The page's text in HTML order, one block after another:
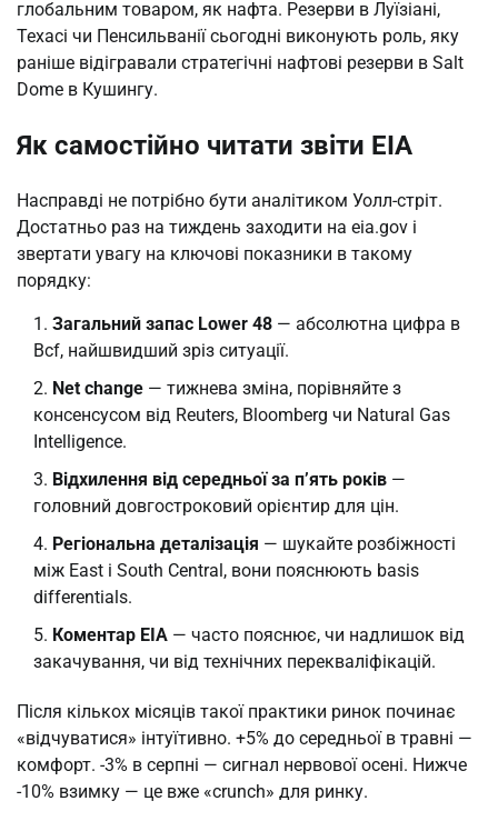
глобальним товаром, як нафта. Резерви в Луїзіані,
Техасі чи Пенсильванії сьогодні виконують роль, яку
раніше відігравали стратегічні нафтові резерви в Salt
Dome в Кушингу.
Як самостійно читати звіти EIA
Насправді не потрібно бути аналітиком Уолл-стріт.
Достатньо раз на тиждень заходити на eia.gov і
звертати увагу на ключові показники в такому
порядку:
Загальний запас Lower 48 — абсолютна цифра в
Bcf, найшвидший зріз ситуації.
Net change — тижнева зміна, порівняйте з
консенсусом від Reuters, Bloomberg чи Natural Gas
Intelligence.
Відхилення від середньої за п’ять років —
головний довгостроковий орієнтир для цін.
Регіональна деталізація — шукайте розбіжності
між East і South Central, вони пояснюють basis
differentials.
Коментар EIA — часто пояснює, чи надлишок від
закачування, чи від технічних перекваліфікацій.
Після кількох місяців такої практики ринок починає
«відчуватися» інтуїтивно. +5% до середньої в травні —
комфорт. -3% в серпні — сигнал нервової осені. Нижче
-10% взимку — це вже «crunch» для ринку.